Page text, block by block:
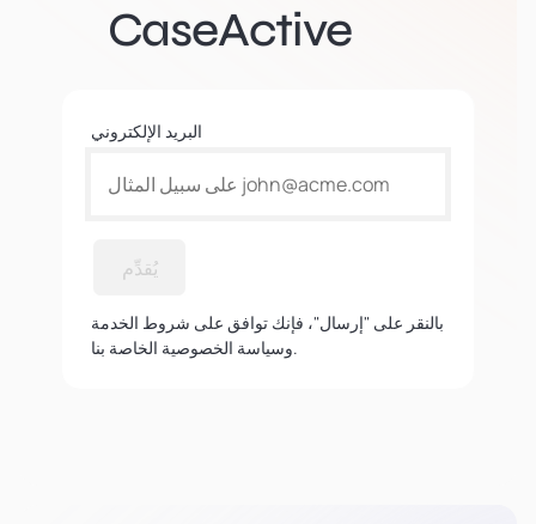
CaseActive
البريد الإلكتروني
يُقدِّم
بالنقر على "إرسال"، فإنك توافق على شروط الخدمة
وسياسة الخصوصية الخاصة بنا.